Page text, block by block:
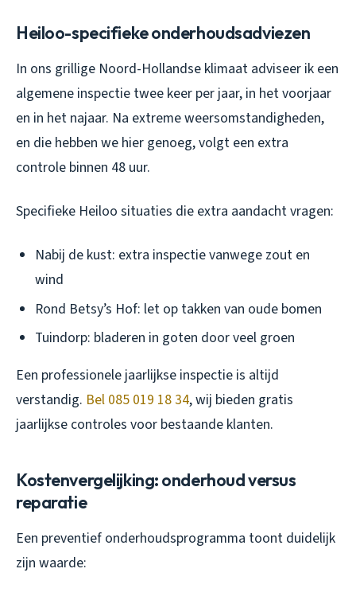
Heiloo-specifieke onderhoudsadviezen
In ons grillige Noord-Hollandse klimaat adviseer ik een
algemene inspectie twee keer per jaar, in het voorjaar
en in het najaar. Na extreme weersomstandigheden,
en die hebben we hier genoeg, volgt een extra
controle binnen 48 uur.
Specifieke Heiloo situaties die extra aandacht vragen:
Nabij de kust: extra inspectie vanwege zout en
wind
Rond Betsy’s Hof: let op takken van oude bomen
Tuindorp: bladeren in goten door veel groen
Een professionele jaarlijkse inspectie is altijd
verstandig. Bel 085 019 18 34, wij bieden gratis
jaarlijkse controles voor bestaande klanten.
Kostenvergelijking: onderhoud versus
reparatie
Een preventief onderhoudsprogramma toont duidelijk
zijn waarde: